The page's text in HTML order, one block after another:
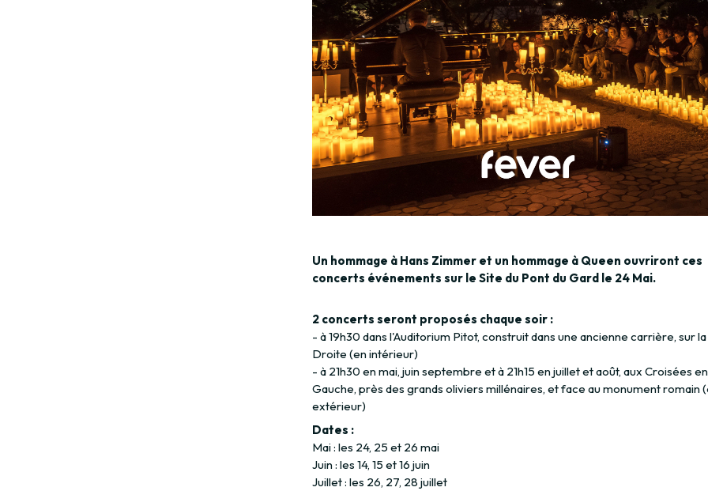
Un hommage à Hans Zimmer et un hommage à Queen ouvriront ces
concerts événements sur le Site du Pont du Gard le 24 Mai.
2 concerts seront proposés chaque soir :
- à 19h30 dans l'Auditorium Pitot, construit dans une ancienne carrière, sur
Droite (en intérieur)
- à 21h30 en mai, juin septembre et à 21h15 en juillet et août, aux Croisées
Gauche, près des grands oliviers millénaires, et face au monument romain
extérieur)
Dates :
Mai : les 24, 25 et 26 mai
Juin : les 14, 15 et 16 juin
Juillet : les 26, 27, 28 juillet